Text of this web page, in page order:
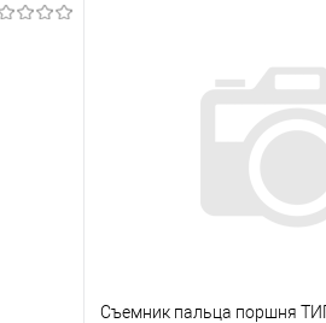
Съемник пальца поршня